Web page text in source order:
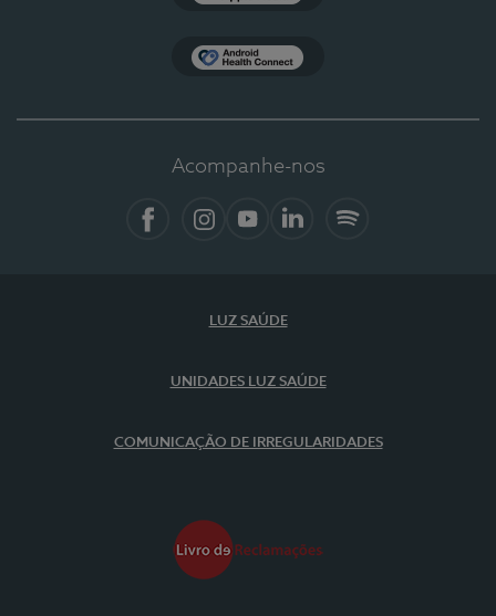
Acompanhe-nos
LUZ SAÚDE
UNIDADES LUZ SAÚDE
COMUNICAÇÃO DE IRREGULARIDADES